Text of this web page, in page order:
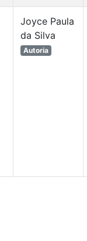
Joyce Paula
da Silva
Autoria